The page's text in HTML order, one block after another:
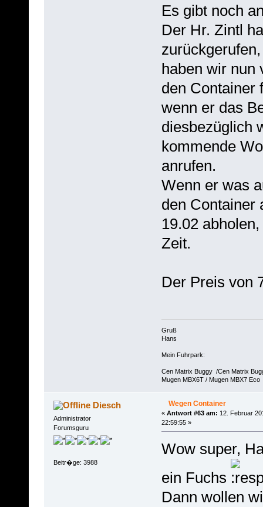
Es gibt noch
Der Hr. Zintl
haben wir nun
den Container
wenn er das
diesbezüglich
kommende
anrufen.
Wenn er was
den Container
19.02
Zeit.
Der Preis von
Gruß
Hans
Mein Fuhrpark:
Cen Matrix Buggy /Cen Matrix
Mugen MBX6T / Mugen MBX7 Eco
Diesch
Administrator
Forumsguru
Beitr�ge: 3988
Wegen Container
« Antwort #63 am: 12. Februar
22:59:55 »
Wow super,
ein Fuchs
Dann wollen